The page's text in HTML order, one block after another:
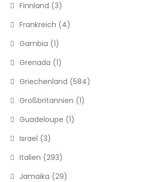
Finnland (3)
Frankreich (4)
Gambia (1)
Grenada (1)
Griechenland (584)
Großbritannien (1)
Guadeloupe (1)
Israel (3)
Italien (293)
Jamaika (29)